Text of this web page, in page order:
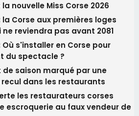
de la disparition du
de Saint Exupery
nouvelle Miss Corse 2026
la Corse aux premières loges